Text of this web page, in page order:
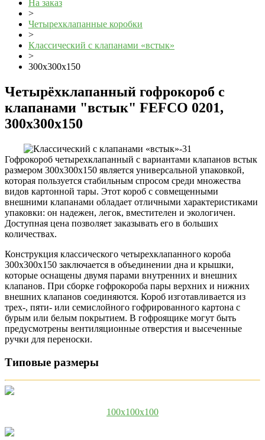
На заказ
>
Четырехклапанные коробки
>
Классический с клапанами «встык»
>
300x300x150
Четырёхклапанный гофрокороб с
клапанами "встык" FEFCO 0201,
300x300x150
Гофрокороб четырехклапанный с вариантами клапанов встык
размером 300х300х150 является универсальной упаковкой,
которая пользуется стабильным спросом среди множества
видов картонной тары. Этот короб с совмещенными
внешними клапанами обладает отличными характеристиками
упаковки: он надежен, легок, вместителен и экологичен.
Доступная цена позволяет заказывать его в больших
количествах.
Конструкция классического четырехклапанного короба
300х300х150 заключается в объединении дна и крышки,
которые оснащены двумя парами внутренних и внешних
клапанов. При сборке гофрокороба пары верхних и нижних
внешних клапанов соединяются. Короб изготавливается из
трех-, пяти- или семислойного гофрированного картона с
бурым или белым покрытием. В гофроящике могут быть
предусмотрены вентиляционные отверстия и высеченные
ручки для переноски.
Типовые размеры
100x100x100